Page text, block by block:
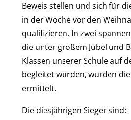
Beweis stellen und sich für
in der Woche vor den
qualifizieren. In zwei
die unter großem Jubel und
Klassen unserer Schule auf
begleitet wurden, wurden
ermittelt.
Die diesjährigen Sieger sind: